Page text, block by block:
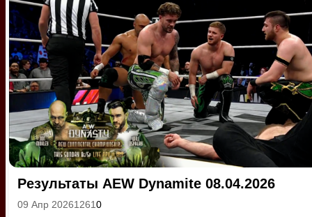
Результаты AEW Dynamite 08.04.2026
09 Апр 202612610